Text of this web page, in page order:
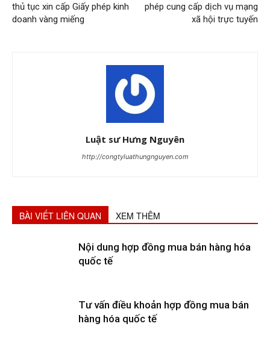
thủ tục xin cấp Giấy phép kinh
doanh vàng miếng
phép cung cấp dịch vụ mạng
xã hội trực tuyến
Luật sư Hưng Nguyên
http://congtyluathungnguyen.com
BÀI VIẾT LIÊN QUAN XEM THÊM
Nội dung hợp đồng mua bán hàng hóa
quốc tế
Tư vấn điều khoản hợp đồng mua bán
hàng hóa quốc tế